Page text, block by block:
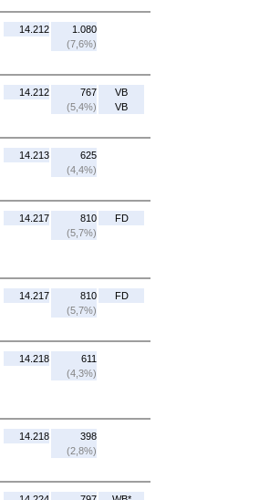
14.212
1.080
(7,6%)
14.212
767
(5,4%)
VB
VB
14.213
625
(4,4%)
14.217
810
(5,7%)
FD
14.217
810
(5,7%)
FD
14.218
611
(4,3%)
14.218
398
(2,8%)